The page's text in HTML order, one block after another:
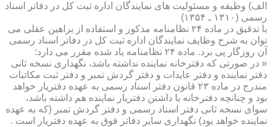
الف) وظیفه و مسئولیت های نمایندگان اداره ثبت كل در دفاتر اسناد
رسمی (۱۳۱۰ ـ ۱۳۵۴)
با تدقیق در ماده ۲۴ نظامنامه مذكور و استفاده از براهین عقلی می
توان به شرح وظایف نمایندگان اداره ثبت كل در دفاتر اسناد رسمی
آن روزگار پی برد. ماده ۲۴ نظامنامه یاد شده مقرر می دارد:
« در صورتی كه دفترخانه نماینده نداشته باشد، نگهداری نسخه ثانی
دفتر نماینده و دفتر عایدات و دفتر گردش تمبر و دفتر ثبت مكاتبات
مندرج در ماده ۲۳ قانون دفتر اسناد رسمی به عهده دفتریار خواهد
بود و چنانچه دفترخانه با داشتن دفتریار نماینده هم داشته باشد،
سوای نسخه ثانی دفتر اسناد رسمی و دفتر گردش تمبر (كه به عهده
نماینده خواهد بود) نگهداری سایر دفاتر فوق به عهده دفتریار است .